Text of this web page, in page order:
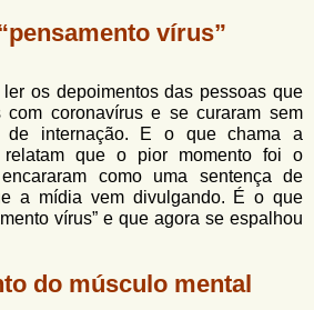
vírus”
os depoimentos das pessoas que
com coronavírus e se curaram sem
de internação. E o que chama a
que o pior momento foi o
como uma sentença de
a mídia vem divulgando. É o que
vírus” e que agora se espalhou
do músculo mental